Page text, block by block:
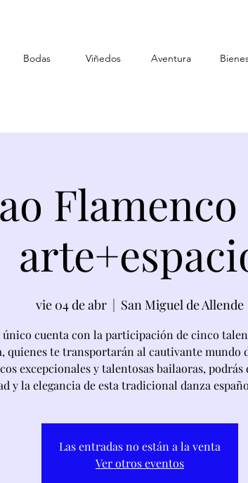
Bodas Viñedos Aventura
Flamenco
vie 04 de abr
  |
San Miguel de Allende
único cuenta con la participación de cinco
quienes te transportarán al cautivante mundo
excepcionales y talentosas bailaoras,
y la elegancia de esta tradicional danza
Las entradas no están a la venta
Ver otros eventos